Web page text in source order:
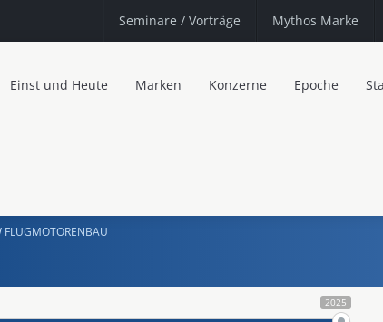
Seminare / Vorträge Mythos Marke
Einst und Heute Marken Konzerne Epoche
FLUGMOTORENBAU
2025